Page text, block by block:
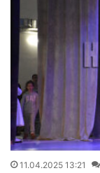
11.04.2025 13:21